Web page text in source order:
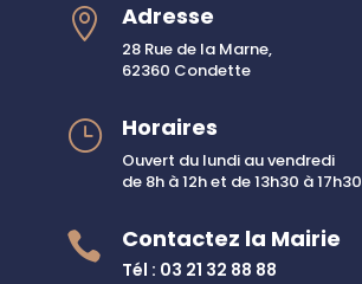
 Adresse
28 Rue de la Marne,
62360 Condette
} Horaires
Ouvert du lundi au vendredi
de 8h à 12h et de 13h30 à 17h30
 Contactez la Mairie
Tél : 03 21 32 88 88